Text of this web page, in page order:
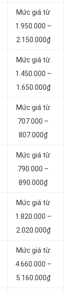
Mức giá từ
1.950.000 –
2.150.000₫
Mức giá từ
1.450.000 –
1.650.000₫
Mức giá từ
707.000 –
807.000₫
Mức giá từ
790.000 –
890.000₫
Mức giá từ
1.820.000 –
2.020.000₫
Mức giá từ
4.660.000 –
5.160.000₫